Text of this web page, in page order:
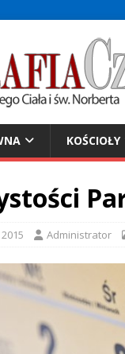
KOŚCIOŁY
Administrator